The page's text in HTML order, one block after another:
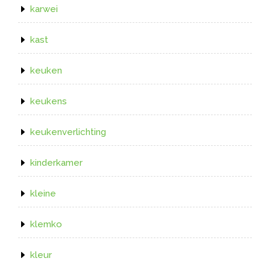
karwei
kast
keuken
keukens
keukenverlichting
kinderkamer
kleine
klemko
kleur